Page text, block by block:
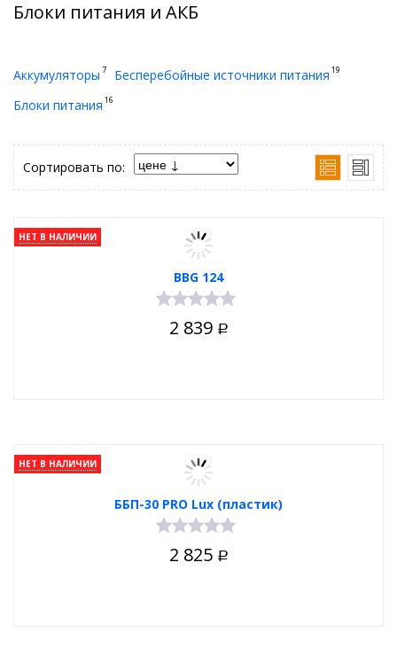
Блоки питания и АКБ
Аккумуляторы 7 Бесперебойные источники питания 19
Блоки питания 16
Сортировать по:
BBG 124
НЕТ В НАЛИЧИИ
2 839 Р
ББП-30 PRO Lux (пластик)
НЕТ В НАЛИЧИИ
2 825 Р